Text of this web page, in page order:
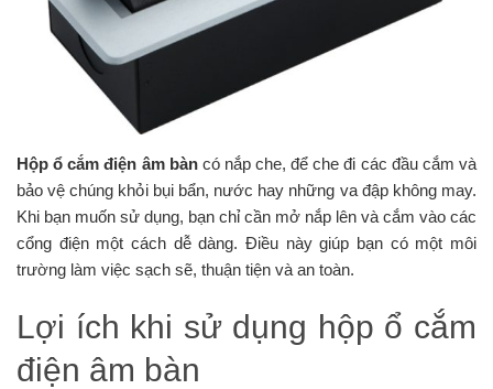
Hộp ổ cắm điện âm bàn có nắp che, để che đi các đầu cắm và
bảo vệ chúng khỏi bụi bẩn, nước hay những va đập không may.
Khi bạn muốn sử dụng, bạn chỉ cần mở nắp lên và cắm vào các
cổng điện một cách dễ dàng. Điều này giúp bạn có một môi
trường làm việc sạch sẽ, thuận tiện và an toàn.
Lợi ích khi sử dụng hộp ổ cắm
điện âm bàn